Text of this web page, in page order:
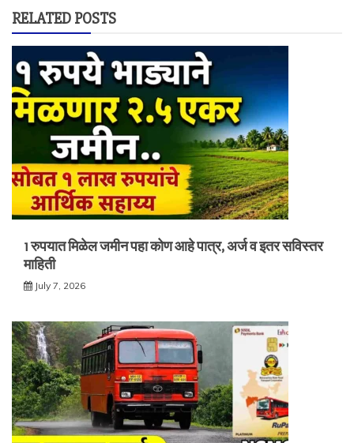
RELATED POSTS
1 रुपयात मिळेल जमीन पहा कोण आहे पात्र, अर्ज व इतर सविस्तर
माहिती
July 7, 2026